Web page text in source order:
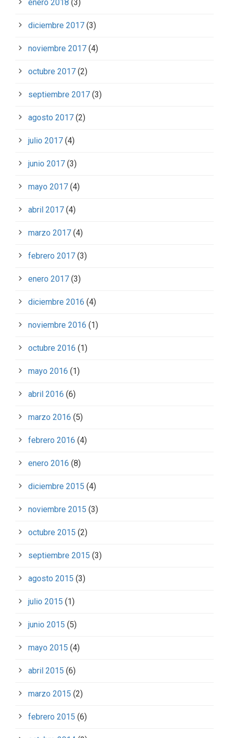
enero 2018 (3)
diciembre 2017 (3)
noviembre 2017 (4)
octubre 2017 (2)
septiembre 2017 (3)
agosto 2017 (2)
julio 2017 (4)
junio 2017 (3)
mayo 2017 (4)
abril 2017 (4)
marzo 2017 (4)
febrero 2017 (3)
enero 2017 (3)
diciembre 2016 (4)
noviembre 2016 (1)
octubre 2016 (1)
mayo 2016 (1)
abril 2016 (6)
marzo 2016 (5)
febrero 2016 (4)
enero 2016 (8)
diciembre 2015 (4)
noviembre 2015 (3)
octubre 2015 (2)
septiembre 2015 (3)
agosto 2015 (3)
julio 2015 (1)
junio 2015 (5)
mayo 2015 (4)
abril 2015 (6)
marzo 2015 (2)
febrero 2015 (6)